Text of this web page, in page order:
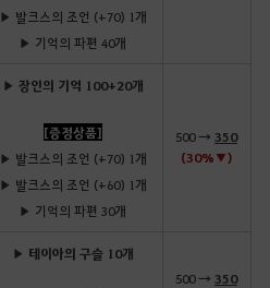
▶ 발크스의 조언 (+70) 1개
▶ 기억의 파편 40개
▶ 장인의 기억 100+20개
[증정상품]
▶ 발크스의 조언 (+70) 1개
▶ 발크스의 조언 (+60) 1개
▶ 기억의 파편 30개
500 → 350
(30%▼)
▶ 테이아의 구슬 10개
500 → 350